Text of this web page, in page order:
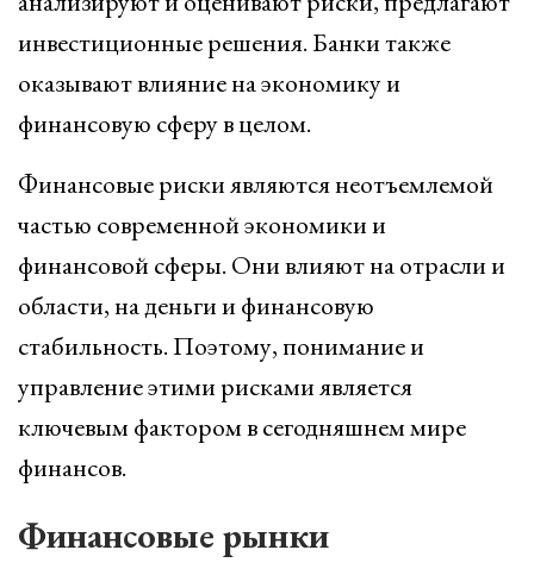
инвестиционные решения. Банки также
оказывают влияние на экономику и
финансовую сферу в целом.
Финансовые риски являются неотъемлемой
частью современной экономики и
финансовой сферы. Они влияют на отрасли и
области, на деньги и финансовую
стабильность. Поэтому, понимание и
управление этими рисками является
ключевым фактором в сегодняшнем мире
финансов.
Финансовые рынки